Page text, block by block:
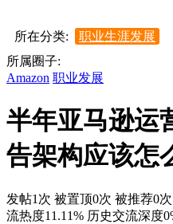
所在分类:
职业生涯发展
所属圈子:
Amazon 职业发展
半年亚马逊运
告架构应该怎
发帖1次 被置顶0次 被推荐0次
流热度11.11% 历史交流深度